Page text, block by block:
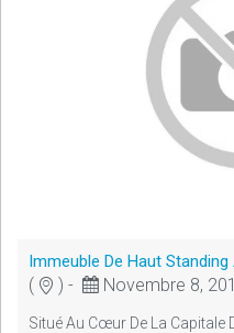
Immeuble De Haut Standing
( ) - Novembre 8,
Situé Au Cœur De La Capitale